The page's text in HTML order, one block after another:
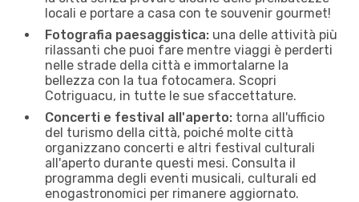
locali e portare a casa con te souvenir gourmet!
Fotografia paesaggistica: una delle attività più
rilassanti che puoi fare mentre viaggi è perderti
nelle strade della città e immortalarne la
bellezza con la tua fotocamera. Scopri
Cotriguacu, in tutte le sue sfaccettature.
Concerti e festival all'aperto: torna all'ufficio
del turismo della città, poiché molte città
organizzano concerti e altri festival culturali
all'aperto durante questi mesi. Consulta il
programma degli eventi musicali, culturali ed
enogastronomici per rimanere aggiornato.